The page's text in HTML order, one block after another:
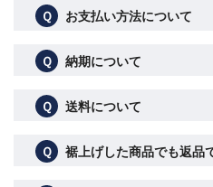
Ｑ お支払い方法について
Ｑ 納期について
Ｑ 送料について
Ｑ 裾上げした商品でも返品